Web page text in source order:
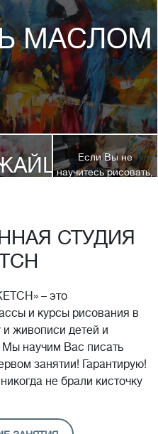
МАСЛОМ
Если Вы не
научитесь рисовать,
стоимость обучения!*
СТУДИЯ
– это
и курсы рисования в
живописи детей и
Мы научим Вас писать
занятии! Гарантирую!
не брали кисточку